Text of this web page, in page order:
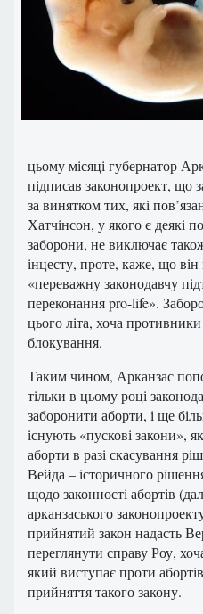
цьому місяці губернатор
підписав законопроект, що
за винятком тих, які
Хатчінсон, у якого є деякі
заборони, не виключає
інцесту, проте, каже, що він
«переважну законодавчу
переконання pro-life».
цього літа, хоча
блокування.
Таким чином, Арканзас
тільки в цьому році
заборонити аборти, і ще
існують «пускові закони»,
аборти в разі скасування
Вейда – історичного
щодо законності абортів
арканзаського
прийнятий закон надасть
переглянути справу Роу,
який виступає проти
прийняття такого закону.